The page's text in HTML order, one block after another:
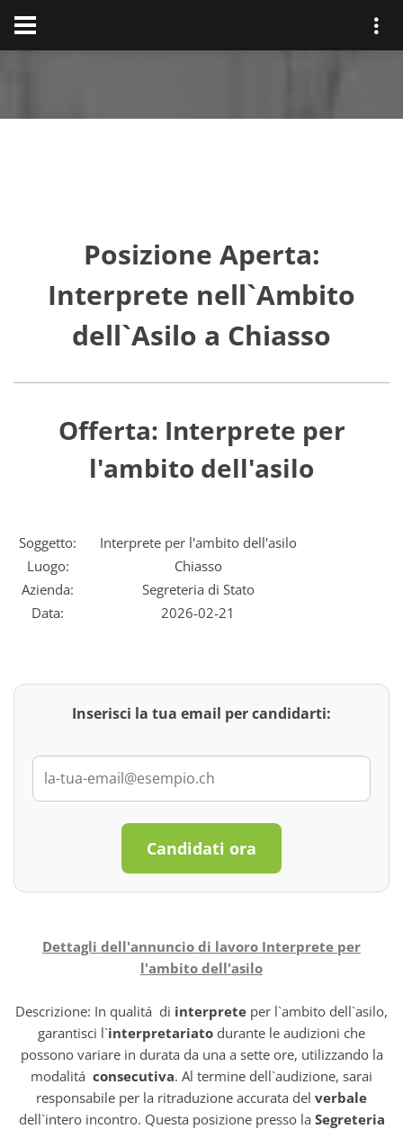
Posizione Aperta:
Interprete nell`Ambito
dell`Asilo a Chiasso
Offerta: Interprete per
l'ambito dell'asilo
Soggetto:
Interprete per l'ambito dell'asilo
Luogo:
Chiasso
Azienda:
Segreteria di Stato
Data:
2026-02-21
Inserisci la tua email per candidarti:
Candidati ora
Dettagli dell'annuncio di lavoro Interprete per
l'ambito dell'asilo
Descrizione: In qualitá di interprete per l`ambito dell`asilo,
garantisci l`interpretariato durante le audizioni che
possono variare in durata da una a sette ore, utilizzando la
modalitá consecutiva. Al termine dell`audizione, sarai
responsabile per la ritraduzione accurata del verbale
dell`intero incontro. Questa posizione presso la Segreteria